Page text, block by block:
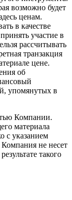
возможно будет
ценам.
в качестве
участие в
рассчитывать
транзакция
цене.
об
упомянутых в
Компании.
материала
с указанием
не несет
такого